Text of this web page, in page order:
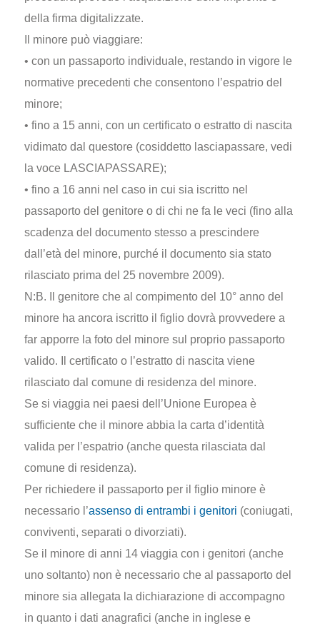
della firma digitalizzate.
Il minore può viaggiare:
• con un passaporto individuale, restando in vigore le
normative precedenti che consentono l’espatrio del
minore;
• fino a 15 anni, con un certificato o estratto di nascita
vidimato dal questore (cosiddetto lasciapassare, vedi
la voce LASCIAPASSARE);
• fino a 16 anni nel caso in cui sia iscritto nel
passaporto del genitore o di chi ne fa le veci (fino alla
scadenza del documento stesso a prescindere
dall’età del minore, purché il documento sia stato
rilasciato prima del 25 novembre 2009).
N:B. Il genitore che al compimento del 10° anno del
minore ha ancora iscritto il figlio dovrà provvedere a
far apporre la foto del minore sul proprio passaporto
valido. Il certificato o l’estratto di nascita viene
rilasciato dal comune di residenza del minore.
Se si viaggia nei paesi dell’Unione Europea è
sufficiente che il minore abbia la carta d’identità
valida per l’espatrio (anche questa rilasciata dal
comune di residenza).
Per richiedere il passaporto per il figlio minore è
necessario l’assenso di entrambi i genitori (coniugati,
conviventi, separati o divorziati).
Se il minore di anni 14 viaggia con i genitori (anche
uno soltanto) non è necessario che al passaporto del
minore sia allegata la dichiarazione di accompagno
in quanto i dati anagrafici (anche in inglese e